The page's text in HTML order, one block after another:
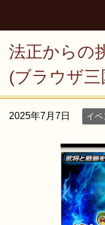
法正からの
(ブラウザ三
2025年7月7日 イ